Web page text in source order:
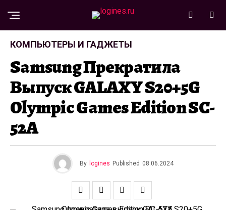
КОМПЬЮТЕРЫ И ГАДЖЕТЫ
Samsung Прекратила
Выпуск GALAXY S20+5G
Olympic Games Edition SC-
52A
By logines Published 08.06.2024